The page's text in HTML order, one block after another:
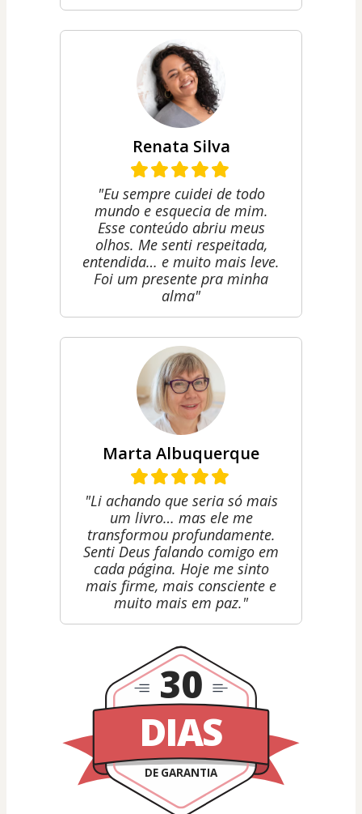
Renata Silva
"Eu sempre cuidei de todo
mundo e esquecia de mim.
Esse conteúdo abriu meus
olhos. Me senti respeitada,
entendida… e muito mais leve.
Foi um presente pra minha
alma"
Marta Albuquerque
"Li achando que seria só mais
um livro… mas ele me
transformou profundamente.
Senti Deus falando comigo em
cada página. Hoje me sinto
mais firme, mais consciente e
muito mais em paz."
DIAS
DE GARANTIA
30